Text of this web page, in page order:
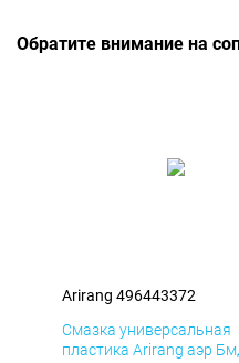
Обратите внимание на
Arirang 496443372
Смазка универсальная
пластика Arirang аэр